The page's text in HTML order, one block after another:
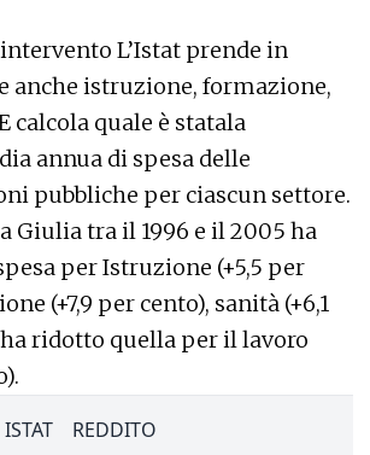
L’Istat prende in
anche istruzione, formazione,
calcola quale è statala
annua di spesa delle
pubbliche per ciascun settore.
Giulia tra il 1996 e il 2005 ha
per Istruzione (+5,5 per
(+7,9 per cento), sanità (+6,1
ridotto quella per il lavoro
ISTAT REDDITO